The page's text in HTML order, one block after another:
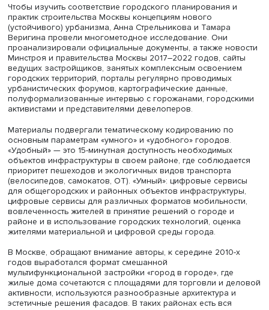
Анна Стрельникова и Тамара Веригина подчеркивают,
единого понимания умного города и удобного города
существует, но общими элементами считаются высокая
степень цифровизации городской жизни, в том числе
развитие интеллектуальной транспортной системы,
доступность интернета в общественных местах,
использования цифровых сервисов (запись к врачу,
билетов, доставка продуктов) и развитие ИКТ в
городом. Тем не менее умный город нельзя сводить к
цифровой оболочке. Сужение термина «умный город»
«цифрового города» отмечается не только в
урбанистике, но и в зарубежных стратегиях городского
развития и в широком дискуссионном поле.
Чтобы изучить соответствие городского планирования
практик строительства Москвы концепциям нового
(устойчивого) урбанизма, Анна Стрельникова и Тамара
Веригина провели многометодное исследование. Они
проанализировали официальные документы, а также
Минстроя и правительства Москвы 2017–2022 годов,
городских территорий, порталы регулярно проводимых
урбанистических форумов, картографические данные,
полуформализованные интервью с горожанами,
активистами и представителями девелоперов.